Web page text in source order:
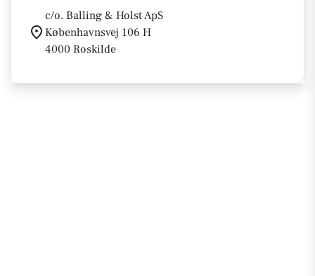
c/o. Balling & Holst ApS
Københavnsvej 106 H
4000 Roskilde